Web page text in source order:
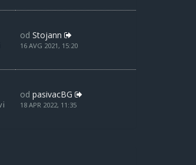
od Stojann
16 AVG 2021, 15:20
od pasivacBG
18 APR 2022, 11:35